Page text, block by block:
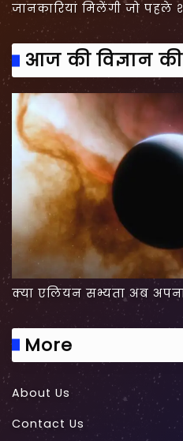
जानकारियां मिलेंगी जो पहले
आज की विज्ञान
क्या एलियन सभ्यता अब अपना
More
About Us
Contact Us